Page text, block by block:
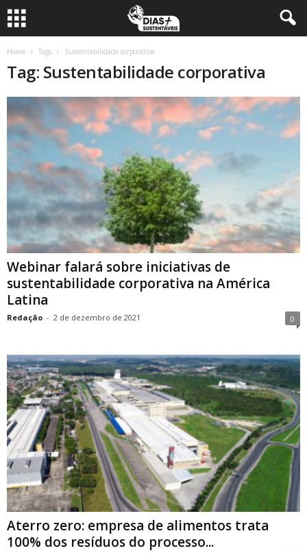
Home Tags Sustentabilidade corporativa
Tag: Sustentabilidade corporativa
Webinar falará sobre iniciativas de
sustentabilidade corporativa na América
Latina
Redação - 2 de dezembro de 2021 0
Aterro zero: empresa de alimentos trata
100% dos resíduos do processo...